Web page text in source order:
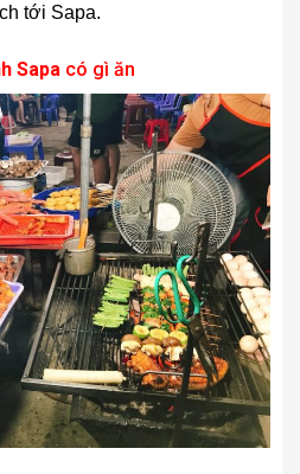
tới Sapa.
Sapa có gì ăn